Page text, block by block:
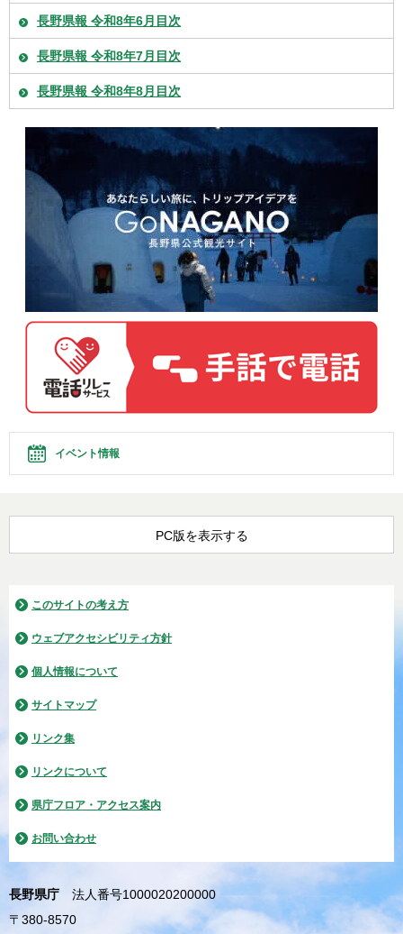
長野県報 令和8年6月目次
長野県報 令和8年7月目次
長野県報 令和8年8月目次
イベント情報
PC版を表示する
このサイトの考え方
ウェブアクセシビリティ方針
個人情報について
サイトマップ
リンク集
リンクについて
県庁フロア・アクセス案内
お問い合わせ
長野県庁
法人番号1000020200000
〒380-8570